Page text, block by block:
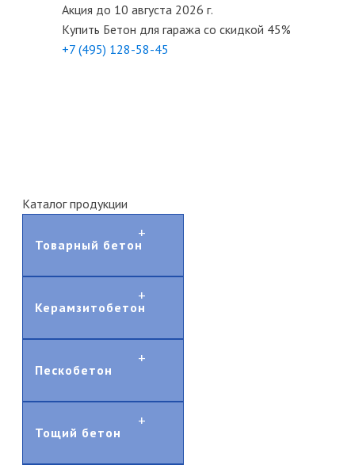
Акция до 10 августа 2026 г.
Купить Бетон для гаража со скидкой 45%
+7 (495) 128-58-45
Каталог продукции
Товарный бетон
Керамзитобетон
Пескобетон
Тощий бетон